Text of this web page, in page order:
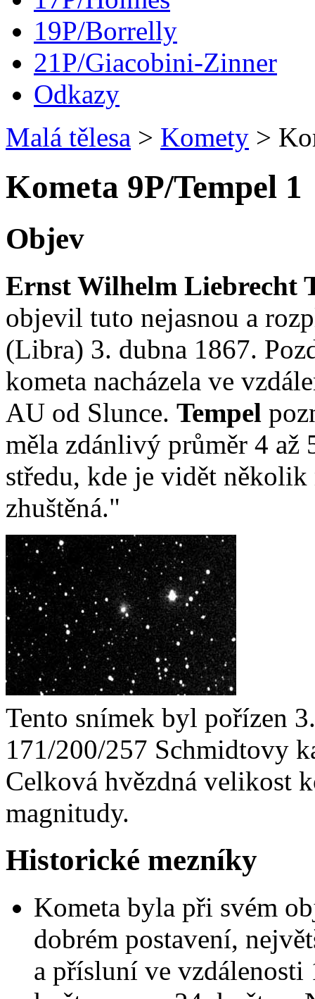
19P/Borrelly
21P/Giacobini-Zinner
Odkazy
Malá tělesa > Komety >
Kometa 9P/Tempel 1
Objev
Ernst Wilhelm Liebrecht
objevil tuto nejasnou a
(Libra) 3. dubna 1867.
kometa nacházela ve
AU od Slunce. Tempel
měla zdánlivý průměr 4
středu, kde je vidět
zhuštěná."
Tento snímek byl pořízen
171/200/257 Schmidtovy
Celková hvězdná velikost
magnitudy.
Historické mezníky
Kometa byla při svém
dobrém postavení,
a přísluní ve vzdálenosti